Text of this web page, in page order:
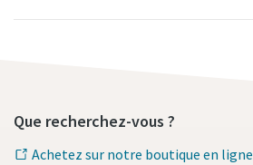
Que recherchez-vous ?
Achetez sur notre boutique en ligne